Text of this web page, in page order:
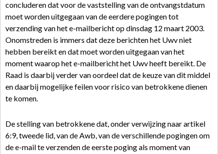
concluderen dat voor de vaststelling van de ontvangstdatum
moet worden uitgegaan van de eerdere pogingen tot
verzending van het e-mailbericht op dinsdag 12 maart 2003.
Onomstreden is immers dat deze berichten het Uwv niet
hebben bereikt en dat moet worden uitgegaan van het
moment waarop het e-mailbericht het Uwv heeft bereikt. De
Raad is daarbij verder van oordeel dat de keuze van dit middel
en daarbij mogelijke feilen voor risico van betrokkene dienen
te komen.
De stelling van betrokkene dat, onder verwijzing naar artikel
6:9, tweede lid, van de Awb, van de verschillende pogingen om
de e-mail te verzenden de eerste poging als moment van